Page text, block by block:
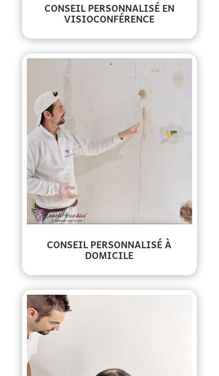
CONSEIL PERSONNALISÉ EN
VISIOCONFÉRENCE
CONSEIL PERSONNALISÉ À
DOMICILE